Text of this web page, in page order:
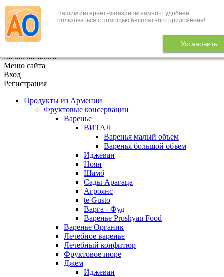
Нашим интернет-магазином намного удобнее
пользоваться с помощью бесплатного приложения!
Установить
+7 (495) 646-888-1
В корзине 0
Меню каталога
Меню сайта
Вход
Регистрация
Продукты из Армении
Фруктовые консервации
Варенье
ВИТАЛ
Варенья малый объем
Варенья большой объем
Иджеван
Ноян
Шамб
Сады Арагаца
Агроянс
te Gusto
Варга - Фуд
Варенье Proshyan Food
Варенье Органик
Лечебное варенье
Лечебный конфитюр
Фруктовое пюре
Джем
Иджеван